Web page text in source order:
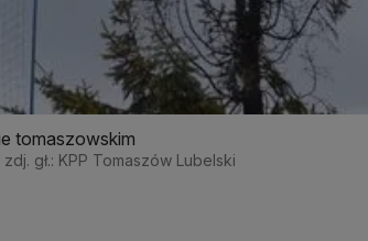
tomaszowskim
zdj. gł.: KPP Tomaszów Lubelski